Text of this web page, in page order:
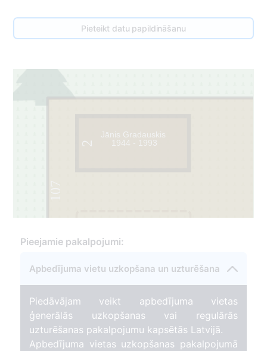
Pieteikt datu papildināšanu
107
1
2
Jānis Gradauskis
1944 - 1993
Pieejamie pakalpojumi:
Apbedījuma vietu uzkopšana un uzturēšana
Piedāvājam veikt apbedījuma vietas
ģenerālās uzkopšanas vai regulārās
uzturēšanas pakalpojumu kapsētās Latvijā.
Apbedījuma vietas uzkopšanas pakalpojumā